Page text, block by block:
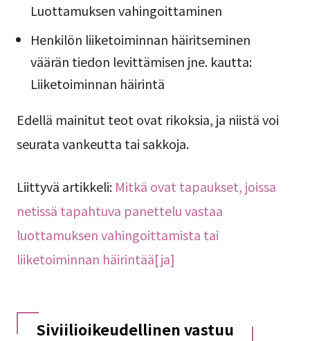
Luottamuksen vahingoittaminen
Henkilön liiketoiminnan häiritseminen
väärän tiedon levittämisen jne. kautta:
Liiketoiminnan häirintä
Edellä mainitut teot ovat rikoksia, ja niistä voi
seurata vankeutta tai sakkoja.
Liittyvä artikkeli: Mitkä ovat tapaukset, joissa
netissä tapahtuva panettelu vastaa
luottamuksen vahingoittamista tai
liiketoiminnan häirintää[ja]
Siviilioikeudellinen vastuu